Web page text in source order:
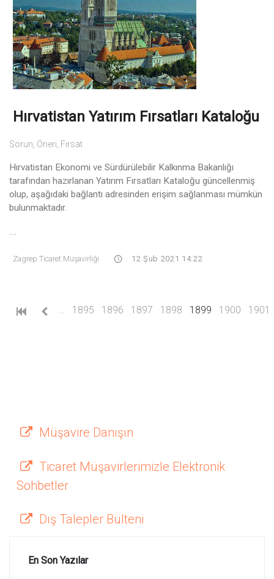
Hırvatistan Yatırım Fırsatları Kataloğu
Sorun, Öneri, Fırsat
Hırvatistan Ekonomi ve Sürdürülebilir Kalkınma Bakanlığı
tarafından hazırlanan Yatırım Fırsatları Kataloğu güncellenmiş
olup, aşağıdaki bağlantı adresinden erişim sağlanması mümkün
bulunmaktadır.
Zagrep Ticaret Müşavirliği 12 Şub 2021 14:22
1895 1896 1897 1898 1899 (current)
1900 1901
Müşavire Danışın
Ticaret Müşavirlerimizle Elektronik
Sohbetler
Dış Talepler Bülteni
En Son Yazılar